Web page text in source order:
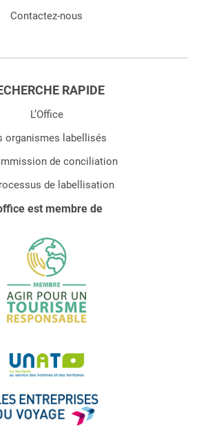
Contactez-nous
RAPIDE
L’Office
organismes labellisés
de conciliation
de labellisation
est membre de